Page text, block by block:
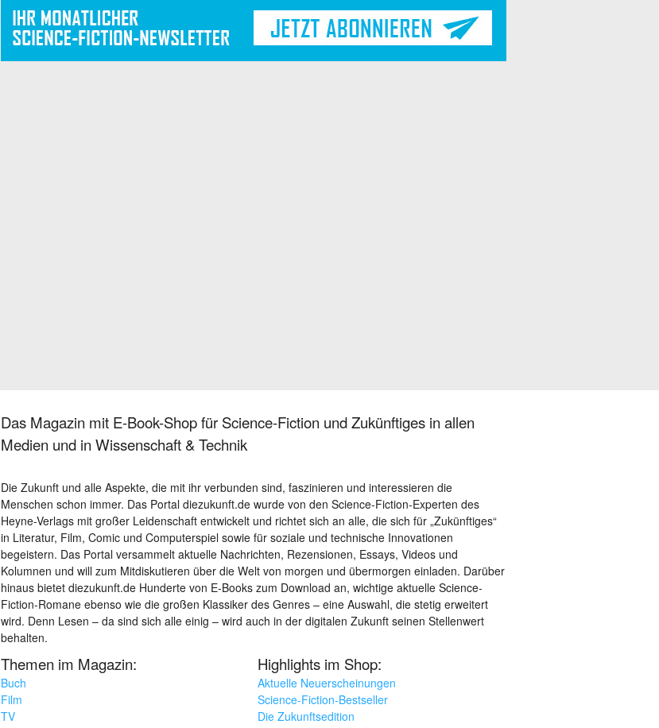
Das Magazin mit E-Book-Shop für Science-Fiction und Zukünftiges in allen
Medien und in Wissenschaft & Technik
Die Zukunft und alle Aspekte, die mit ihr verbunden sind, faszinieren und interessieren die
Menschen schon immer. Das Portal diezukunft.de wurde von den Science-Fiction-Experten des
Heyne-Verlags mit großer Leidenschaft entwickelt und richtet sich an alle, die sich für „Zukünftiges“
in Literatur, Film, Comic und Computerspiel sowie für soziale und technische Innovationen
begeistern. Das Portal versammelt aktuelle Nachrichten, Rezensionen, Essays, Videos und
Kolumnen und will zum Mitdiskutieren über die Welt von morgen und übermorgen einladen. Darüber
hinaus bietet diezukunft.de Hunderte von E-Books zum Download an, wichtige aktuelle Science-
Fiction-Romane ebenso wie die großen Klassiker des Genres – eine Auswahl, die stetig erweitert
wird. Denn Lesen – da sind sich alle einig – wird auch in der digitalen Zukunft seinen Stellenwert
behalten.
Themen im Magazin:
Buch
Film
TV
Highlights im Shop:
Aktuelle Neuerscheinungen
Science-Fiction-Bestseller
Die Zukunftsedition